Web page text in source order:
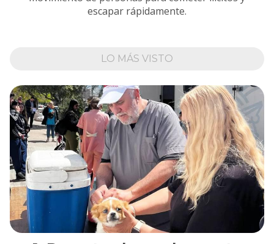
escapar rápidamente.
LO MÁS VISTO